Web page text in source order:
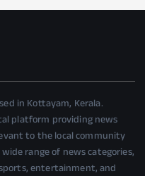
in Kottayam, Kerala.
platform providing news
to the local community
range of news categories,
entertainment, and